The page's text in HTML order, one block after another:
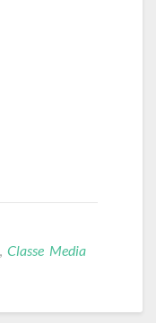
Classe Media